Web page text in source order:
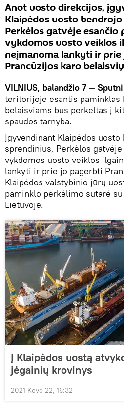
Anot uosto direkcijos,
Klaipėdos uosto
Perkėlos gatvėje esančio
vykdomos uosto veiklos
neįmanoma lankyti ir
Prancūzijos karo belaisvių
VILNIUS, balandžio 7 —
teritorijoje esantis paminklas
belaisviams bus perkeltas į
spaudos tarnyba.
Įgyvendinant Klaipėdos uosto
sprendinius, Perkėlos
vykdomos uosto veiklos
lankyti ir prie jo pagerbti
Klaipėdos valstybinio jūrų
paminklo perkėlimo sutarė
Lietuvoje.
Į Klaipėdos uostą
jėgainių krovinys
2021 Kovo 22, 16:32